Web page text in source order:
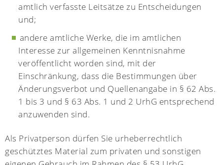
amtlich verfasste Leitsätze zu Entscheidungen
und;
andere amtliche Werke, die im amtlichen
Interesse zur allgemeinen Kenntnisnahme
veröffentlicht worden sind, mit der
Einschränkung, dass die Bestimmungen über
Änderungsverbot und Quellenangabe in § 62 Abs.
1 bis 3 und § 63 Abs. 1 und 2 UrhG entsprechend
anzuwenden sind.
Als Privatperson dürfen Sie urheberrechtlich
geschütztes Material zum privaten und sonstigen